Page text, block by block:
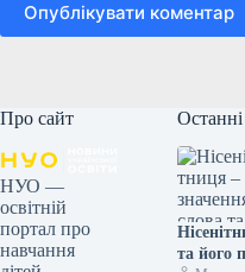
Опублікувати коментар
Про сайт
НУО —
освітній
портал про
навчання
та його